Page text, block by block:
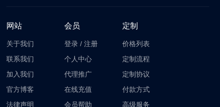
网站
关于我们
联系我们
加入我们
官方博客
法律声明
会员
登录 /注册
个人中心
代理推广
在线充值
会员帮助
定制
价格列表
定制流程
定制协议
付款方式
高级服务